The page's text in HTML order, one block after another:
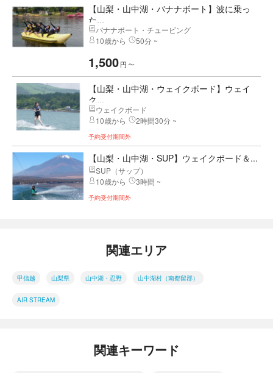
【山梨・山中湖・バナナボート】波に乗っ
た...
バナナボート・チュービング
10歳から
50分 ~
1,500円 〜
【山梨・山中湖・ウェイクボード】ウェイ
ク...
ウェイクボード
10歳から
2時間30分 ~
予約受付期間外
【山梨・山中湖・SUP】ウェイクボード＆...
SUP（サップ）
10歳から
3時間 ~
予約受付期間外
関連エリア
甲信越 山梨県 山中湖・忍野 山中湖村（南都留郡）
AIR STREAM
関連キーワード